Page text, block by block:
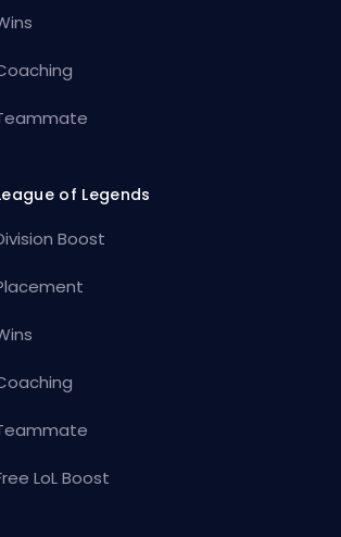
of Legends
Boost
LoL Boost